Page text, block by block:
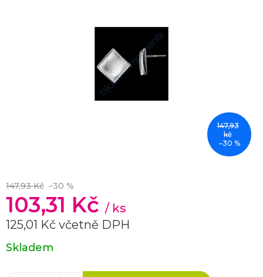
147,93
kč
–30 %
147,93 Kč –30 %
103,31 Kč / ks
125,01 Kč včetně DPH
Měrná
cena:
Skladem